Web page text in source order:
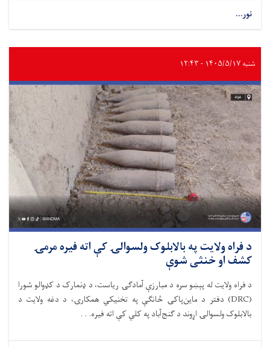
نور...
شنبه ۱۴۰۵/۵/۱۷ - ۱۲:۴۳
د فراه ولایت په بالابلوک ولسوالۍ کې اته فیره مرمۍ
کشف او خنثی شوې
د فراه ولایت له پېښو سره د مبارزې آمادګۍ ریاست، د ډنمارک د کډوالو شورا
(DRC) دفتر د ماین‌پاکۍ څانګې په تخنیکي همکارۍ، د دغه ولایت د
بالابلوک ولسوالۍ اړوند د ګنج‌آباد په کلي کې اته فیره. . .